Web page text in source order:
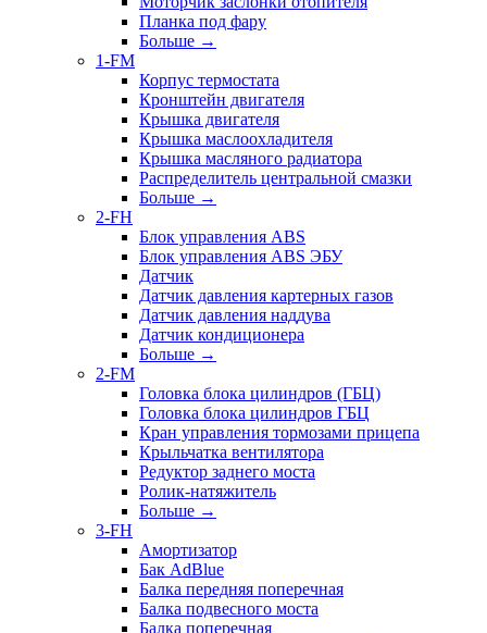
Планка под фару
Больше →
1-FM
Корпус термостата
Кронштейн двигателя
Крышка двигателя
Крышка маслоохладителя
Крышка масляного радиатора
Распределитель центральной смазки
Больше →
2-FH
Блок управления ABS
Блок управления ABS ЭБУ
Датчик
Датчик давления картерных газов
Датчик давления наддува
Датчик кондиционера
Больше →
2-FM
Головка блока цилиндров (ГБЦ)
Головка блока цилиндров ГБЦ
Кран управления тормозами прицепа
Крыльчатка вентилятора
Редуктор заднего моста
Ролик-натяжитель
Больше →
3-FH
Амортизатор
Бак AdBlue
Балка передняя поперечная
Балка подвесного моста
Балка поперечная